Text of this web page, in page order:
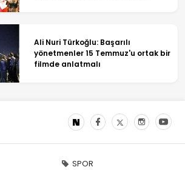
Ali Nuri Türkoğlu: Başarılı
yönetmenler 15 Temmuz'u ortak bir
filmde anlatmalı
SPOR